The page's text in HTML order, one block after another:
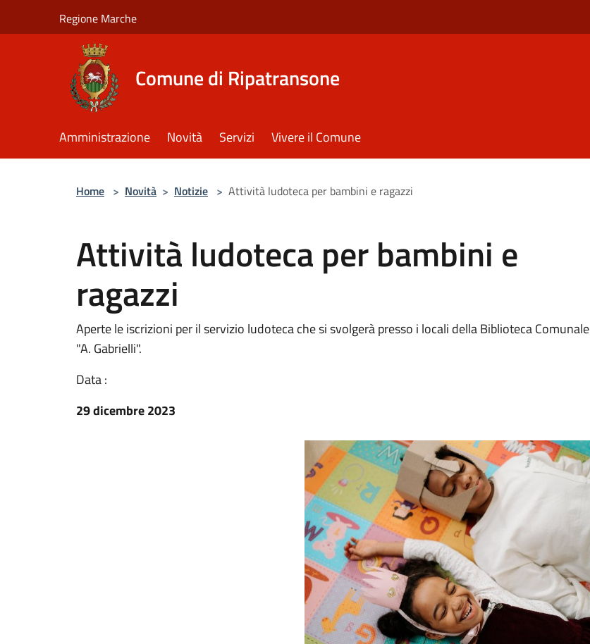
Regione Marche
Comune di Ripatransone
Amministrazione Novità Servizi Vivere il Comune
Home > Novità > Notizie > Attività ludoteca per bambini e ragazzi
Attività ludoteca per bambini e
ragazzi
Aperte le iscrizioni per il servizio ludoteca che si svolgerà presso i locali della Biblioteca Comunale
"A. Gabrielli".
Data :
29 dicembre 2023